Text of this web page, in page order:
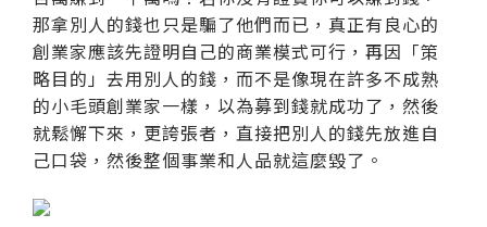
那拿別人的錢也只是騙了他們而已，真正有良心的
創業家應該先證明自己的商業模式可行，再因「策
略目的」去用別人的錢，而不是像現在許多不成熟
的小毛頭創業家一樣，以為募到錢就成功了，然後
就鬆懈下來，更誇張者，直接把別人的錢先放進自
己口袋，然後整個事業和人品就這麼毀了。